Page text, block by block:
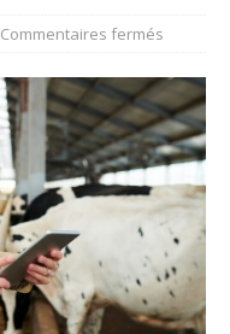
Commentaires fermés